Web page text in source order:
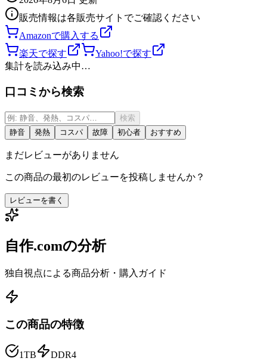
販売情報は各販売サイトでご確認ください
Amazonで購入する
楽天で探す
Yahoo!で探す
集計を読み込み中…
口コミから検索
検索
静音
発熱 コスパ 故障 初心者 おすすめ
まだレビューがありません
この商品の最初のレビューを投稿しませんか？
レビューを書く
自作.comの分析
独自視点による商品分析・購入ガイド
この商品の特徴
1TB
DDR4